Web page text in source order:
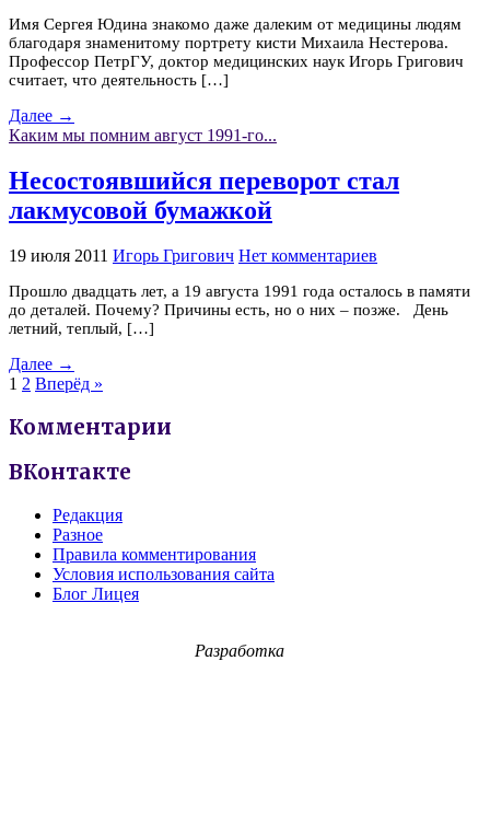
Имя Сергея Юдина знакомо даже далеким от медицины людям
благодаря знаменитому портрету кисти Михаила Нестерова.
Профессор ПетрГУ, доктор медицинских наук Игорь Григович
считает, что деятельность […]
Далее →
Каким мы помним август 1991-го...
Несостоявшийся переворот стал
лакмусовой бумажкой
19 июля 2011 Игорь Григович Нет комментариев
Прошло двадцать лет, а 19 августа 1991 года осталось в памяти
до деталей. Почему? Причины есть, но о них – позже. День
летний, теплый, […]
Далее →
1 2 Вперёд »
Комментарии
ВКонтакте
Редакция
Разное
Правила комментирования
Условия использования сайта
Блог Лицея
Разработка